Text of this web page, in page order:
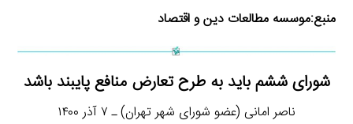
منبع:موسسه مطالعات دین و اقتصاد
شورای ششم باید به طرح تعارض منافع پایبند باشد
ناصر امانی (عضو شورای شهر تهران) ـ ۷ آذر ۱۴۰۰